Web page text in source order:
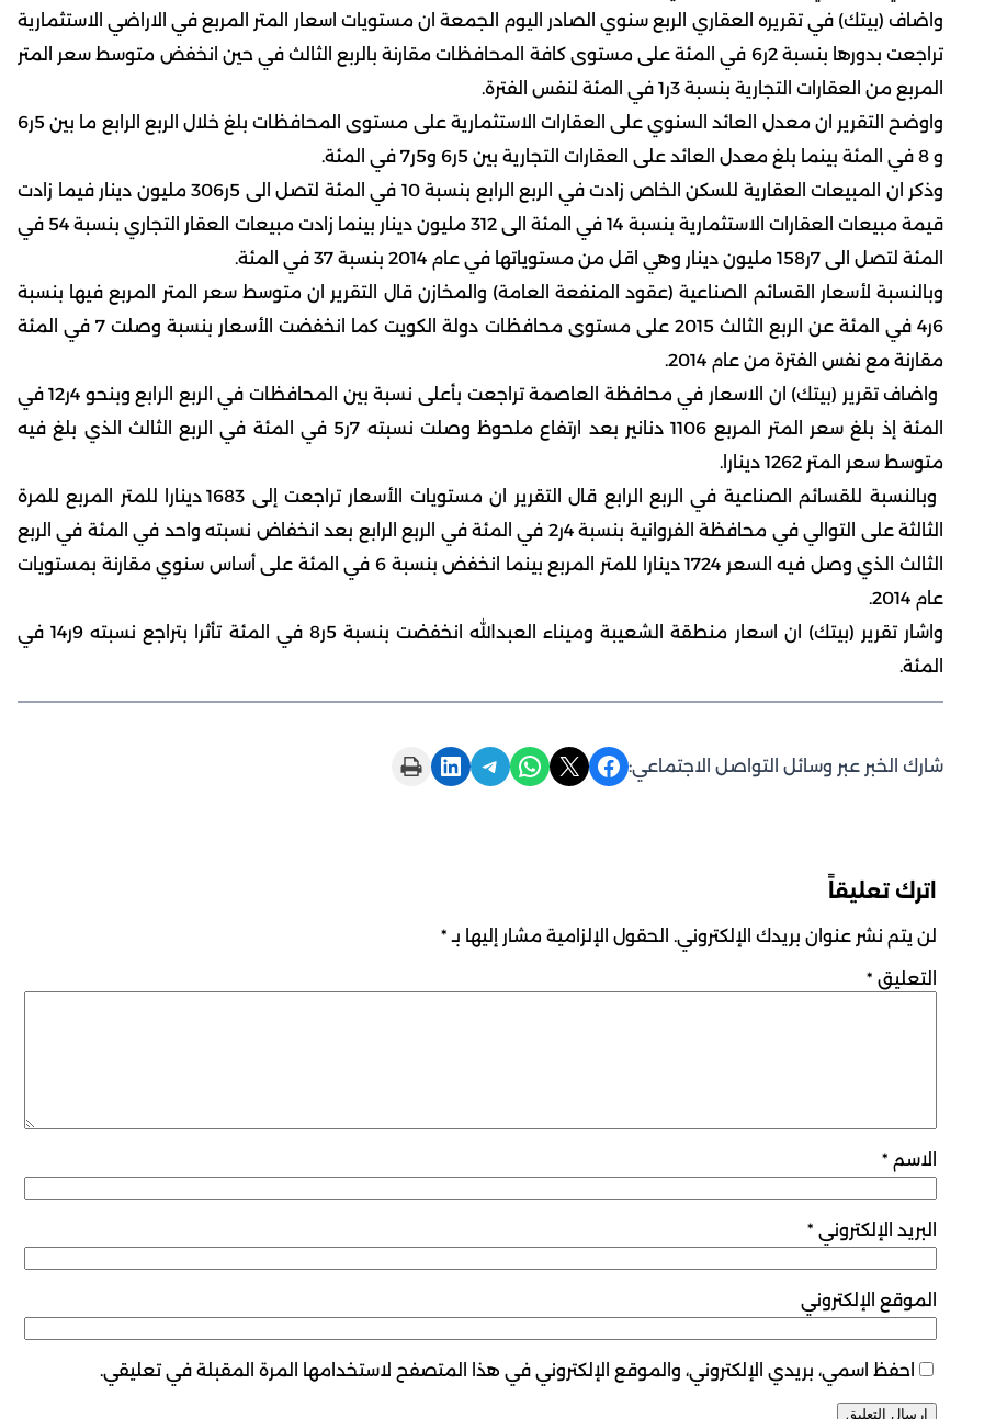
واضاف (بيتك) في تقريره العقاري الربع سنوي الصادر اليوم الجمعة ان مستويات اسعار المتر المربع في الاراضي الاستثمارية
تراجعت بدورها بنسبة 2ر6 في المئة على مستوى كافة المحافظات مقارنة بالربع الثالث في حين انخفض متوسط سعر المتر
المربع من العقارات التجارية بنسبة 3ر1 في المئة لنفس الفترة.
واوضح التقرير ان معدل العائد السنوي على العقارات الاستثمارية على مستوى المحافظات بلغ خلال الربع الرابع ما بين 5ر6
و 8 في المئة بينما بلغ معدل العائد على العقارات التجارية بين 5ر6 و5ر7 في المئة.
وذكر ان المبيعات العقارية للسكن الخاص زادت في الربع الرابع بنسبة 10 في المئة لتصل الى 5ر306 مليون دينار فيما زادت
قيمة مبيعات العقارات الاستثمارية بنسبة 14 في المئة الى 312 مليون دينار بينما زادت مبيعات العقار التجاري بنسبة 54 في
المئة لتصل الى 7ر158 مليون دينار وهي اقل من مستوياتها في عام 2014 بنسبة 37 في المئة.
وبالنسبة لأسعار القسائم الصناعية (عقود المنفعة العامة) والمخازن قال التقرير ان متوسط سعر المتر المربع فيها بنسبة
6ر4 في المئة عن الربع الثالث 2015 على مستوى محافظات دولة الكويت كما انخفضت الأسعار بنسبة وصلت 7 في المئة
مقارنة مع نفس الفترة من عام 2014.
واضاف تقرير (بيتك) ان الاسعار في محافظة العاصمة تراجعت بأعلى نسبة بين المحافظات في الربع الرابع وبنحو 4ر12 في
المئة إذ بلغ سعر المتر المربع 1106 دنانير بعد ارتفاع ملحوظ وصلت نسبته 7ر5 في المئة في الربع الثالث الذي بلغ فيه
متوسط سعر المتر 1262 دينارا.
وبالنسبة للقسائم الصناعية في الربع الرابع قال التقرير ان مستويات الأسعار تراجعت إلى 1683 دينارا للمتر المربع للمرة
الثالثة على التوالي في محافظة الفروانية بنسبة 4ر2 في المئة في الربع الرابع بعد انخفاض نسبته واحد في المئة في الربع
الثالث الذي وصل فيه السعر 1724 دينارا للمتر المربع بينما انخفض بنسبة 6 في المئة على أساس سنوي مقارنة بمستويات
عام 2014.
واشار تقرير (بيتك) ان اسعار منطقة الشعيبة وميناء العبدالله انخفضت بنسبة 5ر8 في المئة تأثرا بتراجع نسبته 9ر14 في
المئة.
شارك الخبر عبر وسائل التواصل الاجتماعي: Share on Facebook
Share on X
Share on WhatsApp
Share on Telegram
Share on LinkedIn
Print this Page
اترك تعليقاً
لن يتم نشر عنوان بريدك الإلكتروني. الحقول الإلزامية مشار إليها بـ *
التعليق *
الاسم *
البريد الإلكتروني *
الموقع الإلكتروني
احفظ اسمي، بريدي الإلكتروني، والموقع الإلكتروني في هذا المتصفح لاستخدامها المرة المقبلة في تعليقي.